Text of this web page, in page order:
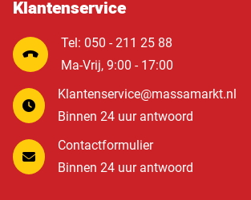
Klantenservice
Tel: 050 - 211 25 88
Ma-Vrij, 9:00 - 17:00
Klantenservice@massamarkt.nl
Binnen 24 uur antwoord
Contactformulier
Binnen 24 uur antwoord